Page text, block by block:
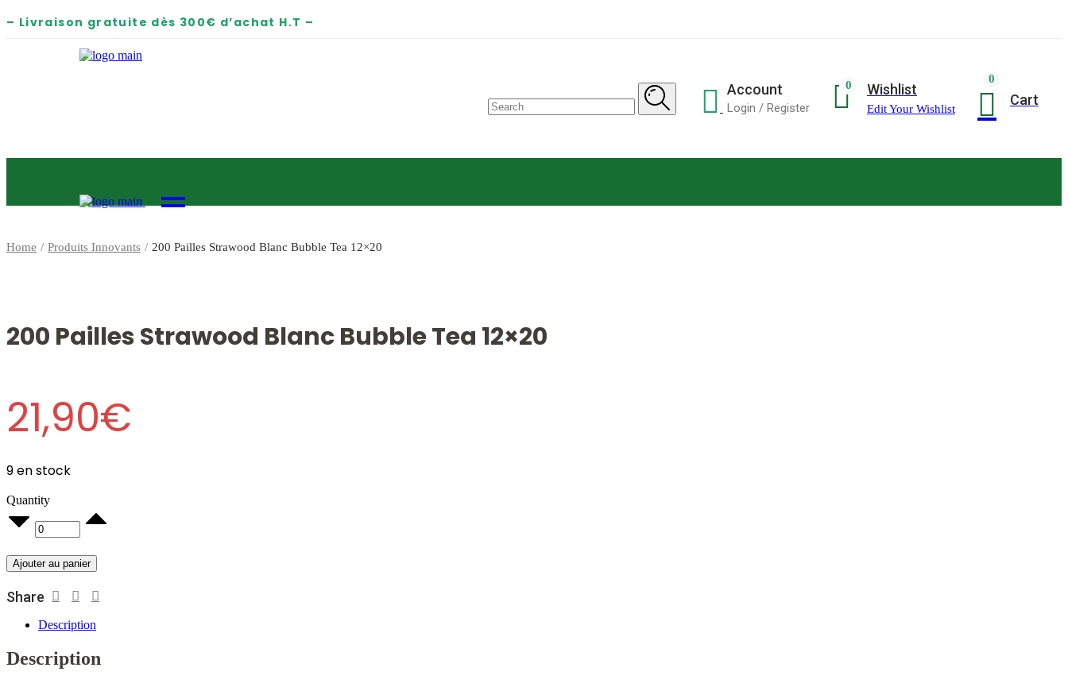
– Livraison gratuite dès 300€ d’achat H.T –
for:
Account
Login / Register
0 Wishlist
Edit Your Wishlist
0
Cart
Home Produits Innovants 200 Pailles Strawood Blanc Bubble Tea 12×20
200 Pailles Strawood Blanc Bubble Tea 12×20
21,90€
9 en stock
Quantity
200
Pailles
Strawood
Blanc
Bubble
12x20
Ajouter au panier
Share
Description
Description